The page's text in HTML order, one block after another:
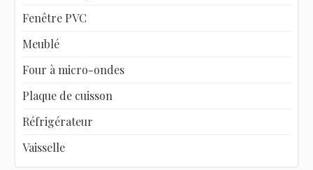
Fenêtre PVC
Meublé
Four à micro-ondes
Plaque de cuisson
Réfrigérateur
Vaisselle